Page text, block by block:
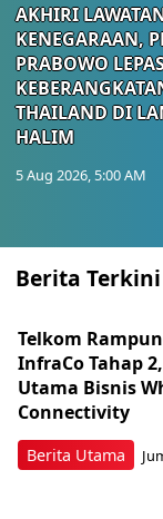
AKHIRI
KENEGARAAN,
PRABOWO
THAILAND DI
HALIM
5 Aug 2026, 5:00 AM
Berita Terkini
Berita Utama
Telkom
InfraCo Tahap
Utama Bisnis
Connectivity